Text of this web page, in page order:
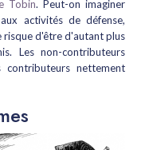
Tobin. Peut-on imaginer
activités de défense,
risque d'être d'autant plus
Les non-contributeurs
contributeurs nettement